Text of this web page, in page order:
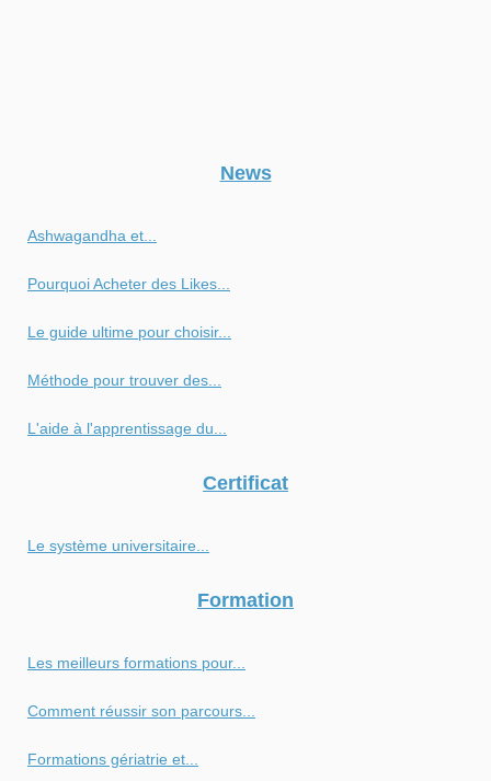
News
Ashwagandha et...
Pourquoi Acheter des Likes...
Le guide ultime pour choisir...
Méthode pour trouver des...
L'aide à l'apprentissage du...
Certificat
Le système universitaire...
Formation
Les meilleurs formations pour...
Comment réussir son parcours...
Formations gériatrie et...